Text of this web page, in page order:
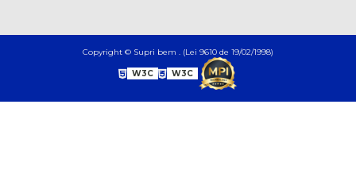
Copyright © Supri bem . (Lei 9610 de 19/02/1998)
W3C W3C